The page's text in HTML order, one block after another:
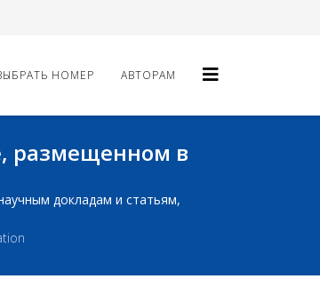
НОМЕР АВТОРАМ
размещенном в
докладам и статьям,